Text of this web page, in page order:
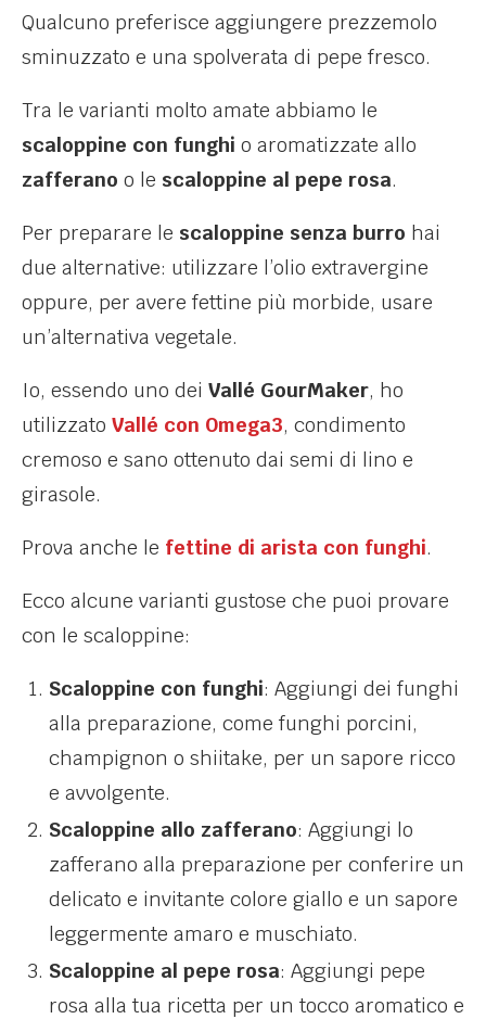
Qualcuno preferisce aggiungere prezzemolo
sminuzzato e una spolverata di pepe fresco.
Tra le varianti molto amate abbiamo le
scaloppine con funghi o aromatizzate allo
zafferano o le scaloppine al pepe rosa.
Per preparare le scaloppine senza burro hai
due alternative: utilizzare l’olio extravergine
oppure, per avere fettine più morbide, usare
un’alternativa vegetale.
Io, essendo uno dei Vallé GourMaker, ho
utilizzato Vallé con Omega3, condimento
cremoso e sano ottenuto dai semi di lino e
girasole.
Prova anche le fettine di arista con funghi.
Ecco alcune varianti gustose che puoi provare
con le scaloppine:
Scaloppine con funghi: Aggiungi dei funghi
alla preparazione, come funghi porcini,
champignon o shiitake, per un sapore ricco
e avvolgente.
Scaloppine allo zafferano: Aggiungi lo
zafferano alla preparazione per conferire un
delicato e invitante colore giallo e un sapore
leggermente amaro e muschiato.
Scaloppine al pepe rosa: Aggiungi pepe
rosa alla tua ricetta per un tocco aromatico e